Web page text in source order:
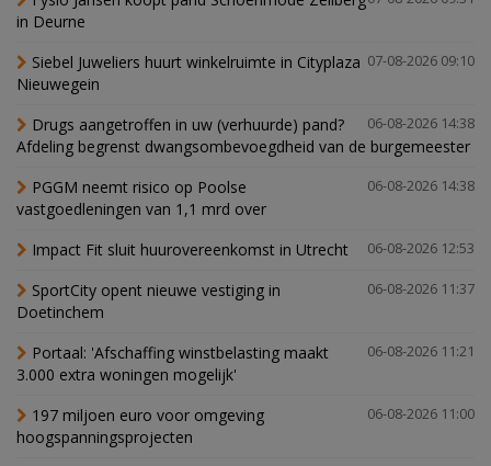
in Deurne
07-08-2026 09:10
Siebel Juweliers huurt winkelruimte in Cityplaza
Nieuwegein
06-08-2026 14:38
Drugs aangetroffen in uw (verhuurde) pand?
Afdeling begrenst dwangsombevoegdheid van de burgemeester
06-08-2026 14:38
PGGM neemt risico op Poolse
vastgoedleningen van 1,1 mrd over
06-08-2026 12:53
Impact Fit sluit huurovereenkomst in Utrecht
06-08-2026 11:37
SportCity opent nieuwe vestiging in
Doetinchem
06-08-2026 11:21
Portaal: 'Afschaffing winstbelasting maakt
3.000 extra woningen mogelijk'
06-08-2026 11:00
197 miljoen euro voor omgeving
hoogspanningsprojecten